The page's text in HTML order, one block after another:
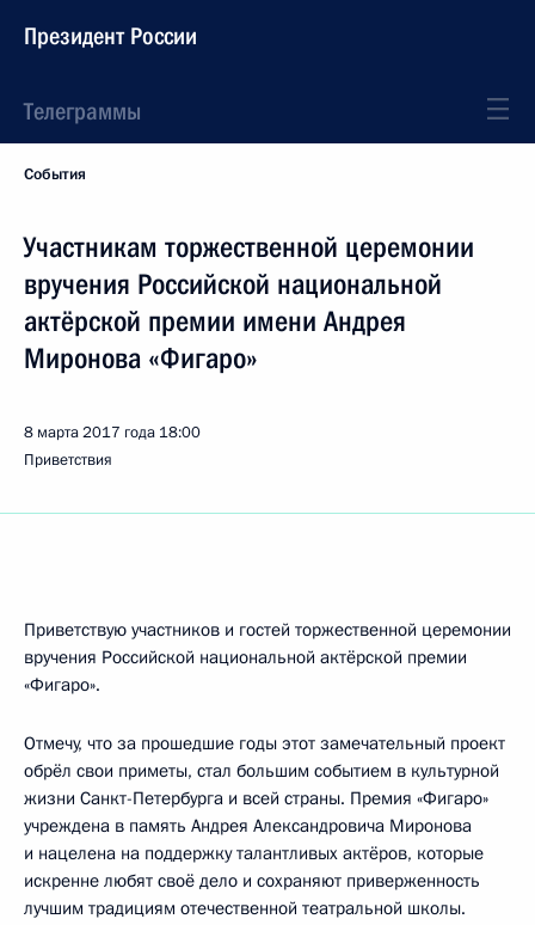
Президент России
Телеграммы
События
Участникам торжественной церемонии
вручения Российской национальной
актёрской премии имени Андрея
Миронова «Фигаро»
8 марта 2017 года 18:00
Приветствия
Приветствую участников и гостей торжественной церемонии
вручения Российской национальной актёрской премии
«Фигаро».
Отмечу, что за прошедшие годы этот замечательный проект
обрёл свои приметы, стал большим событием в культурной
жизни Санкт-Петербурга и всей страны. Премия «Фигаро»
учреждена в память Андрея Александровича Миронова
и нацелена на поддержку талантливых актёров, которые
искренне любят своё дело и сохраняют приверженность
лучшим традициям отечественной театральной школы.